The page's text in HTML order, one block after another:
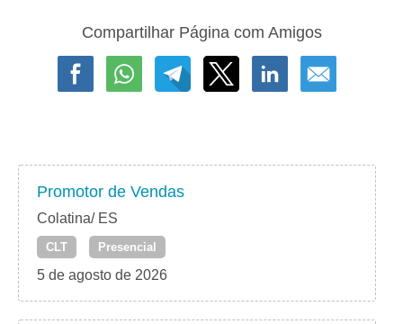
Compartilhar Página com Amigos
Promotor de Vendas
Colatina/ ES
CLT Presencial
5 de agosto de 2026